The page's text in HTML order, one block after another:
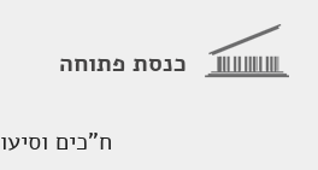
כנסת פתוחה
ח"כים